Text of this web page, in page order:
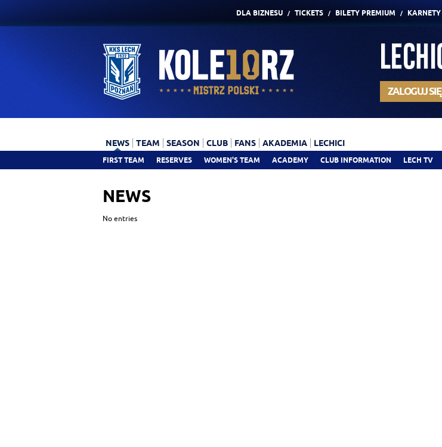
DLA BIZNESU TICKETS BILETY PREMIUM KARNETY
ZALOGUJ SIĘ
NEWS
FIRST TEAM RESERVES WOMEN'S TEAM ACADEMY CLUB INFORMATION LECH TV
TEAM SEASON CLUB FANS AKADEMIA LECHICI
NEWS
No entries